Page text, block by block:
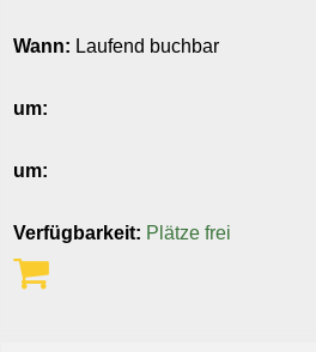
Wann: Laufend buchbar
um:
um:
Verfügbarkeit: Plätze frei